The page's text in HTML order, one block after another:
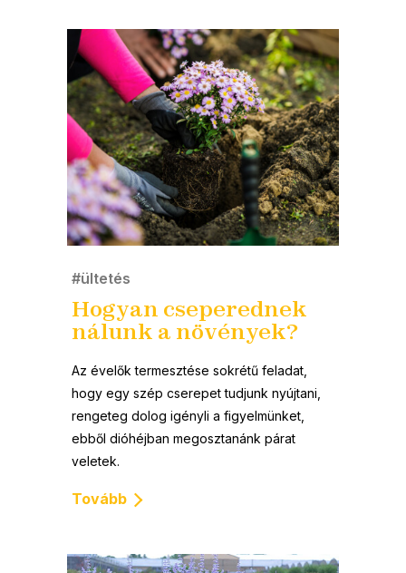
#ültetés
Hogyan cseperednek
nálunk a növények?
Az évelők termesztése sokrétű feladat,
hogy egy szép cserepet tudjunk nyújtani,
rengeteg dolog igényli a figyelmünket,
ebből dióhéjban megosztanánk párat
veletek.
Tovább